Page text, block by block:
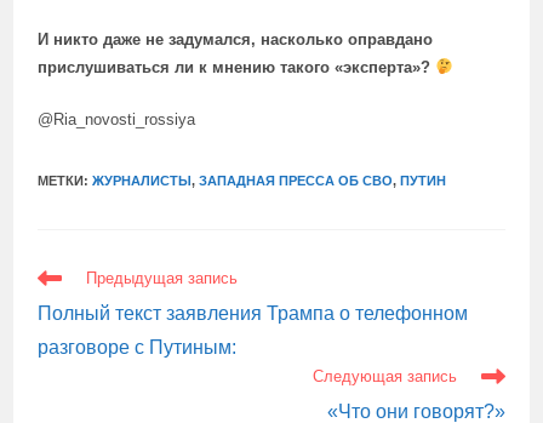
И никто даже не задумался, насколько оправдано
прислушиваться ли к мнению такого «эксперта»?
@Ria_novosti_rossiya
МЕТКИ:ЖУРНАЛИСТЫ, ЗАПАДНАЯ ПРЕССА ОБ СВО, ПУТИН
ЕЩЕ
СТАТЬИ
Предыдущая запись
Полный текст заявления Трампа о телефонном
разговоре с Путиным:
Следующая запись
«Что они говорят?»